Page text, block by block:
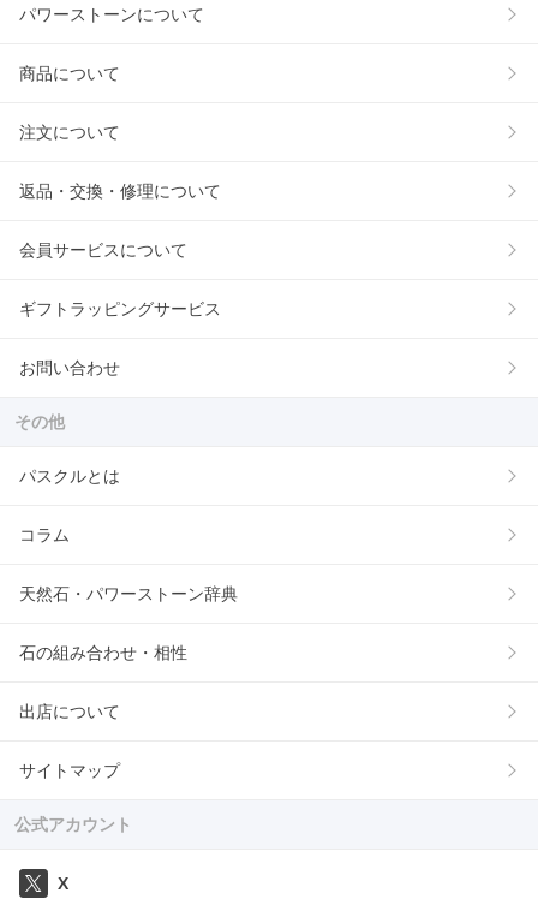
パワーストーンについて
商品について
注文について
返品・交換・修理について
会員サービスについて
ギフトラッピングサービス
お問い合わせ
その他
パスクルとは
コラム
天然石・パワーストーン辞典
石の組み合わせ・相性
出店について
サイトマップ
公式アカウント
X